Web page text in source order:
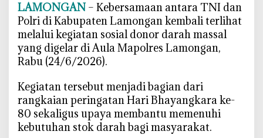
r
a
k
e
0
,
T
N
LAMONGAN– Kebersamaan antara TNI dan
Polri di Kabupaten Lamongan kembali terlihat
melalui kegiatan sosial donor darah massal
yang digelar di Aula Mapolres Lamongan,
Rabu (24/6/2026).
‎Kegiatan tersebut menjadi bagian dari
rangkaian peringatan Hari Bhayangkara ke-
80 sekaligus upaya membantu memenuhi
kebutuhan stok darah bagi masyarakat.